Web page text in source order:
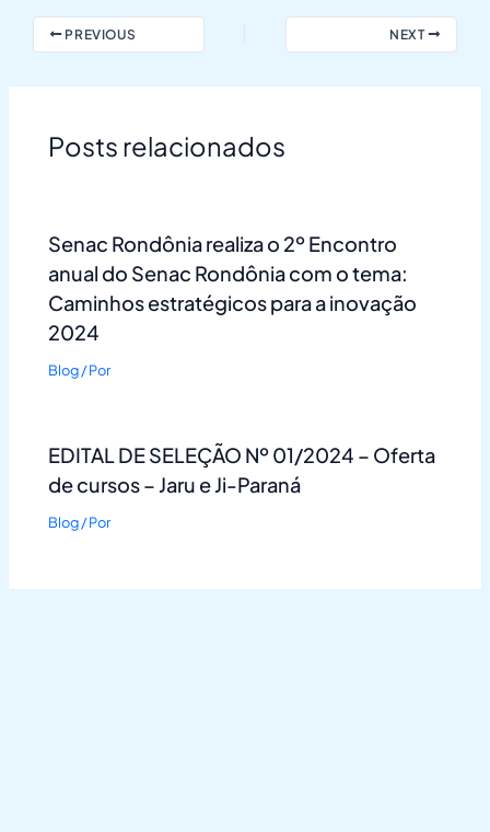
PREVIOUS NEXT
Posts relacionados
Senac Rondônia realiza o 2º Encontro
anual do Senac Rondônia com o tema:
Caminhos estratégicos para a inovação
2024
Blog/ Por
EDITAL DE SELEÇÃO Nº 01/2024 – Oferta
de cursos – Jaru e Ji-Paraná
Blog/ Por